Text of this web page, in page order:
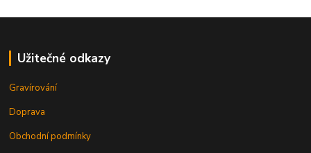
Užitečné odkazy
Gravírování
Doprava
Obchodní podmínky